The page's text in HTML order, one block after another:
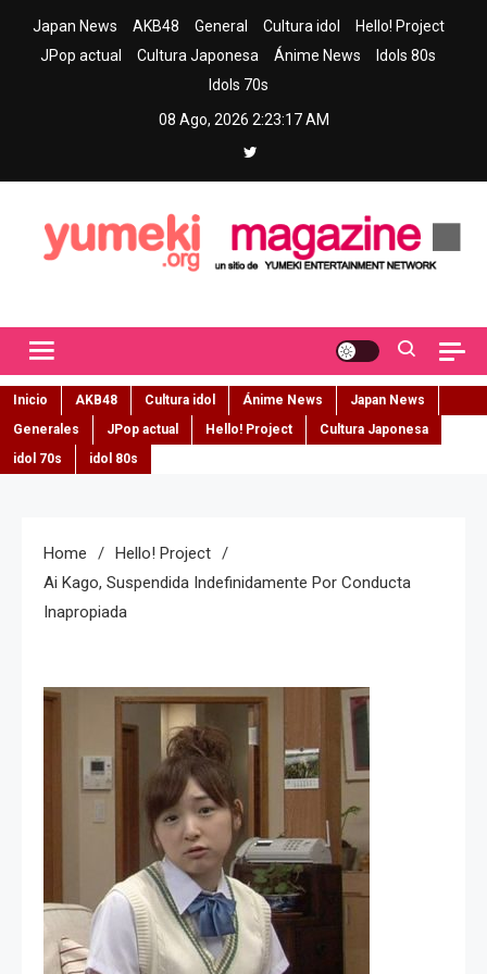
Japan News AKB48 General Cultura idol
Hello! Project
JPop actual
Cultura Japonesa Ánime News
Idols 80s
Idols 70s
08 Ago, 2026 2:23:18 AM
Inicio AKB48 Cultura idol Ánime News
Japan News
Generales
JPop actual Hello! Project
Cultura Japonesa
idol 70s
idol 80s
Home
Hello! Project
Ai Kago, Suspendida Indefinidamente Por Conducta
Inapropiada